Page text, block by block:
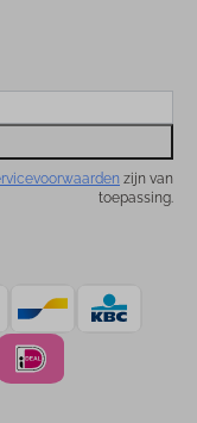
zijn van
toepassing.